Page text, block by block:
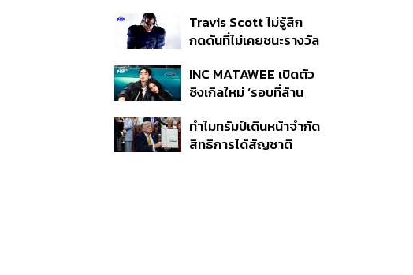
ดูแล-คุมเข้มคัดกรองสิ่ง
ผิดกฎหมาย
Travis Scott ไม่รู้สึก
กดดันที่ไม่เคยชนะรางวัล
แล้ว 10 ครั้ง
INC MATAWEE เปิดตัว
ซิงเกิลใหม่ ‘รอบที่ล้าน
มาแสดงในมิวสิกวิดีโอ
ทำไมทรัมป์เดินหน้าจำกัด
สิทธิการได้สัญชาติ